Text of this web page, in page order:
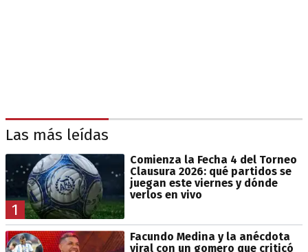
Las más leídas
1
Comienza la Fecha 4 del Torneo
Clausura 2026: qué partidos se
juegan este viernes y dónde
verlos en vivo
Facundo Medina y la anécdota
viral con un gomero que criticó